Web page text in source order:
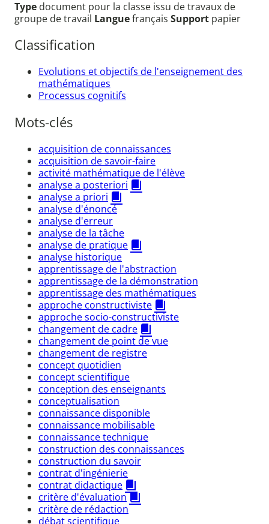
Type document pour la classe issu de travaux de
groupe de travail Languefrançais Support papier
Classification
Evolutions et objectifs de l'enseignement des
mathématiques
Processus cognitifs
Mots-clés
acquisition de connaissances
acquisition de savoir-faire
activité mathématique de l'élève
analyse a posteriori
analyse a priori
analyse d'énoncé
analyse d'erreur
analyse de la tâche
analyse de pratique
analyse historique
apprentissage de l'abstraction
apprentissage de la démonstration
apprentissage des mathématiques
approche constructiviste
approche socio-constructiviste
changement de cadre
changement de point de vue
changement de registre
concept quotidien
concept scientifique
conception des enseignants
conceptualisation
connaissance disponible
connaissance mobilisable
connaissance technique
construction des connaissances
construction du savoir
contrat d'ingénierie
contrat didactique
critère d'évaluation
critère de rédaction
débat scientifique